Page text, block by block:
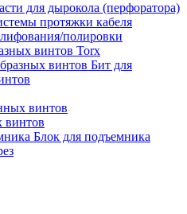
для дырокола (перфоратора)
протяжки кабеля
полировки
винтов Torx
Бит для
винтов
винтов
Блок для подъемника